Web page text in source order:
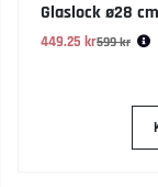
Glaslock ø28 cm
449.25 kr
Ordinarie pris:
599 kr